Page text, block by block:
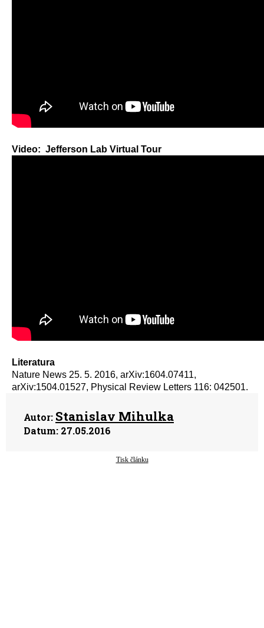
Video: Jefferson Lab Virtual Tour
Literatura
Nature News 25. 5. 2016, arXiv:1604.07411,
arXiv:1504.01527, Physical Review Letters 116: 042501.
Autor: Stanislav Mihulka
Datum: 27.05.2016
Tisk článku